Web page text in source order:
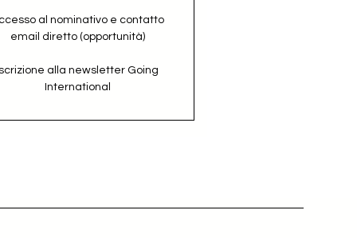
al nominativo e contatto
email diretto (opportunità)
alla newsletter Going
International